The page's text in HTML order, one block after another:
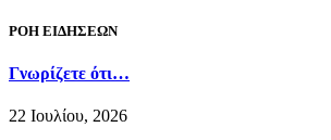
ΡΟΗ ΕΙΔΗΣΕΩΝ
Γνωρίζετε ότι…
22 Ιουλίου, 2026